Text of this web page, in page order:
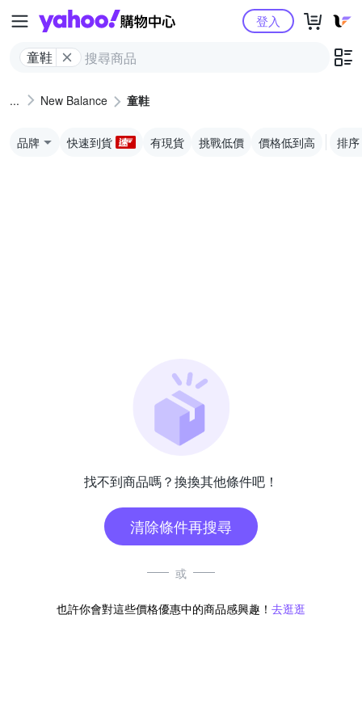
Yahoo購物中心
童鞋
登入
New Balance 童鞋
品牌 快速到貨 有現貨 挑戰低價 價格低到高 排序
找不到商品嗎？換換其他條件吧！
清除條件再搜尋
或
也許你會對這些價格優惠中的商品感興趣！ 去逛逛